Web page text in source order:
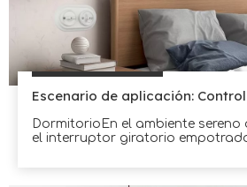
DormitorioEn el ambiente
el interruptor giratorio